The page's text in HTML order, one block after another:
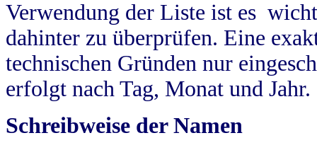
Verwendung der Liste ist es
dahinter zu überprüfen. Eine
technischen Gründen nur
erfolgt nach Tag, Monat und Jahr.
Schreibweise der Namen